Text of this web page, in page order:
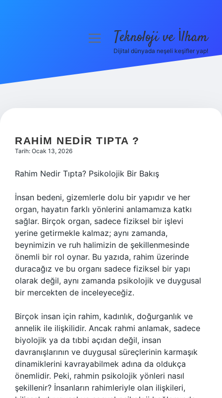
Hakkımızda
menüyüTeknoloji ve İlham
Dijital dünyada neşeli keşifler yap!
RAHIM NEDIR TIPTA ?
Tarih: Ocak 13, 2026
Rahim Nedir Tıpta? Psikolojik Bir Bakış
İnsan bedeni, gizemlerle dolu bir yapıdır ve her
organ, hayatın farklı yönlerini anlamamıza katkı
sağlar. Birçok organ, sadece fiziksel bir işlevi
yerine getirmekle kalmaz; aynı zamanda,
beynimizin ve ruh halimizin de şekillenmesinde
önemli bir rol oynar. Bu yazıda, rahim üzerinde
duracağız ve bu organı sadece fiziksel bir yapı
olarak değil, aynı zamanda psikolojik ve duygusal
bir mercekten de inceleyeceğiz.
Birçok insan için rahim, kadınlık, doğurganlık ve
annelik ile ilişkilidir. Ancak rahmi anlamak, sadece
biyolojik ya da tıbbi açıdan değil, insan
davranışlarının ve duygusal süreçlerinin karmaşık
dinamiklerini kavrayabilmek adına da oldukça
önemlidir. Peki, rahmin psikolojik yönleri nasıl
şekillenir? İnsanların rahimleriyle olan ilişkileri,